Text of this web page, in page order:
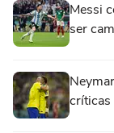
Messi
ser
críticas